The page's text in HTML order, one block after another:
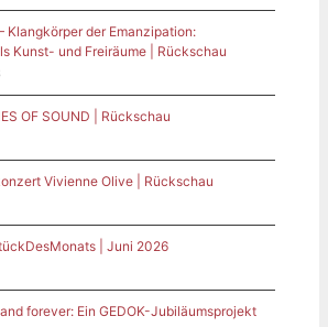
Klangkörper der Emanzipation:
Kunst- und Freiräume | Rückschau
OF SOUND | Rückschau
Vivienne Olive | Rückschau
| Juni 2026
forever: Ein GEDOK-Jubiläumsprojekt